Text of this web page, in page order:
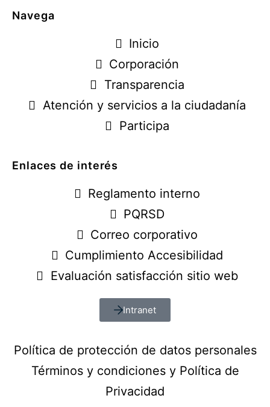
Navega
Inicio
Corporación
Transparencia
Atención y servicios a la ciudadanía
Participa
Enlaces de interés
Reglamento interno
PQRSD
Correo corporativo
Cumplimiento Accesibilidad
Evaluación satisfacción sitio web
Intranet
Política de protección de datos personales
Términos y condiciones y Política de
Privacidad